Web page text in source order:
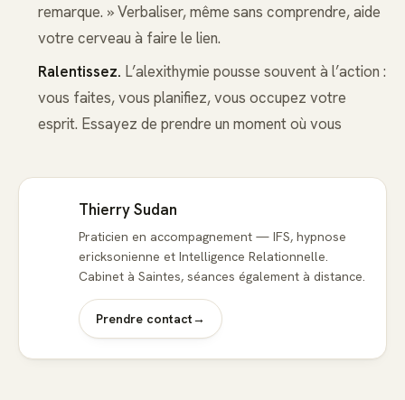
remarque. » Verbaliser, même sans comprendre, aide
votre cerveau à faire le lien.
Ralentissez. L’alexithymie pousse souvent à l’action :
vous faites, vous planifiez, vous occupez votre
esprit. Essayez de prendre un moment où vous
Thierry Sudan
Praticien en accompagnement — IFS, hypnose
ericksonienne et Intelligence Relationnelle.
Cabinet à Saintes, séances également à distance.
Prendre contact→